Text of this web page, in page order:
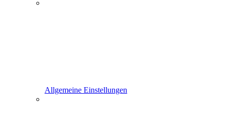
Allgemeine Einstellungen